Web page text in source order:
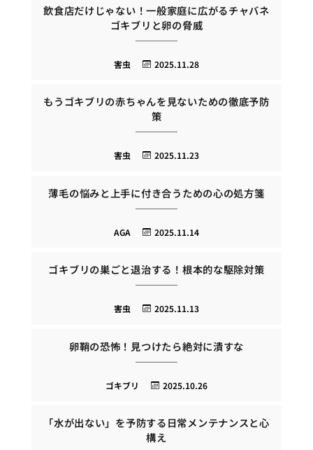
飲食店だけじゃない！一般家庭に広がるチャバネ
ゴキブリと卵の脅威
2025.11.28
害虫
もうゴキブリの赤ちゃんを見ないための徹底予防
策
2025.11.23
害虫
薄毛の悩みと上手に付き合うための心の処方箋
2025.11.14
AGA
ゴキブリの巣ごと退治する！根本的な駆除対策
2025.11.13
害虫
卵鞘の恐怖！見つけたら絶対に潰すな
2025.10.26
ゴキブリ
「水が出ない」を予防する日常メンテナンスと心
構え